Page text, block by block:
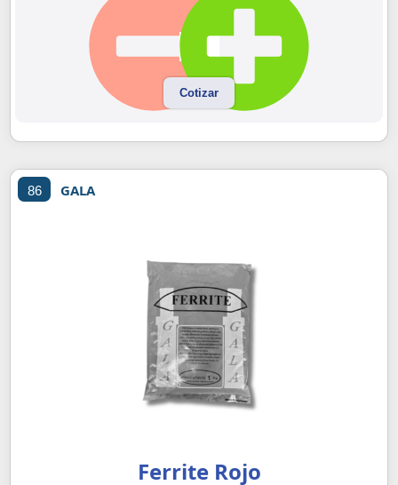
Cotizar
Ferrite Rojo
86 GALA